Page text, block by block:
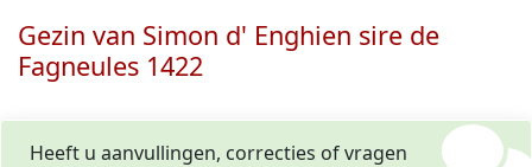
Gezin van Simon d' Enghien sire de
Fagneules 1422
Heeft u aanvullingen, correcties of vragen